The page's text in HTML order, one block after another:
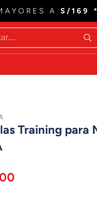
A S/169 *
Training para